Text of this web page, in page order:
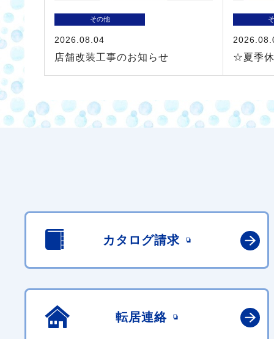
その他
2026.08.04
店舗改装工事のお知らせ ☆夏季
カタログ請求
転居連絡